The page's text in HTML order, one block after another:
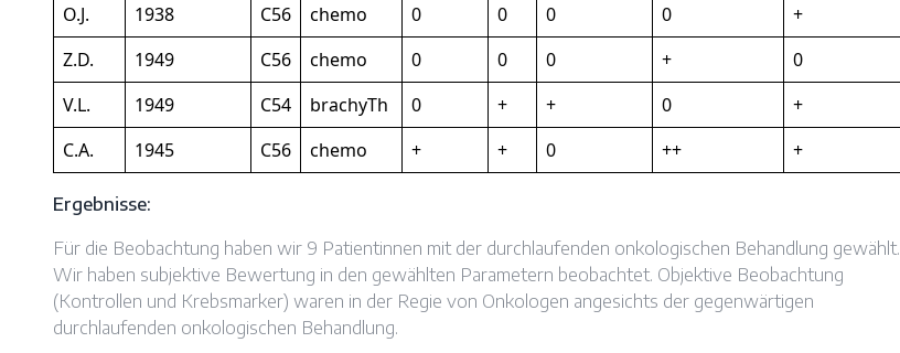
O.J.
1938 C56 chemo 0 0 0 0 +
Z.D.
1949 C56 chemo 0 0 0 + 0
V.L.
1949 C54 brachyTh 0 + + 0 +
C.A.
1945 C56 chemo + + 0 ++ +
Ergebnisse:
Für die Beobachtung haben wir 9 Patientinnen mit der durchlaufenden onkologischen Behandlung gewählt.
Wir haben subjektive Bewertung in den gewählten Parametern beobachtet. Objektive Beobachtung
(Kontrollen und Krebsmarker) waren in der Regie von Onkologen angesichts der gegenwärtigen
durchlaufenden onkologischen Behandlung.